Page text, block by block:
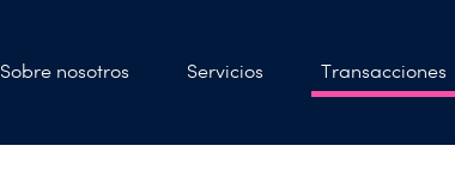
Sobre nosotros Servicios Transacciones